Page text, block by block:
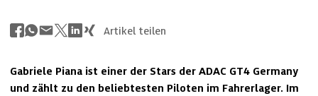
Artikel teilen
Gabriele Piana ist einer der Stars der ADAC GT4 Germany
und zählt zu den beliebtesten Piloten im Fahrerlager. Im